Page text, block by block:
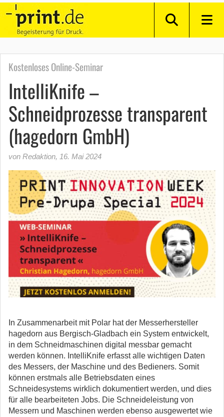
Kostenloses Online-Seminar
IntelliKnife –
Schneidprozesse transparent
(hagedorn GmbH)
von Redaktion, 16. Mai 2024
In Zusammenarbeit mit Polar hat der Messerhersteller
hagedorn aus Bergisch-Gladbach ein System entwickelt,
in dem Schneidmaschinen digital messbar gemacht
werden können. IntelliKnife erfasst alle wichtigen Daten
des Messers, der Maschine und des Bedieners. Somit
können erstmals alle Betriebsdaten eines
Schneidesystems wirklich dokumentiert werden, und dies
für alle bearbeiteten Jobs. Die Schneideleistung von
Messern und Maschinen werden ebenso ausgewertet wie